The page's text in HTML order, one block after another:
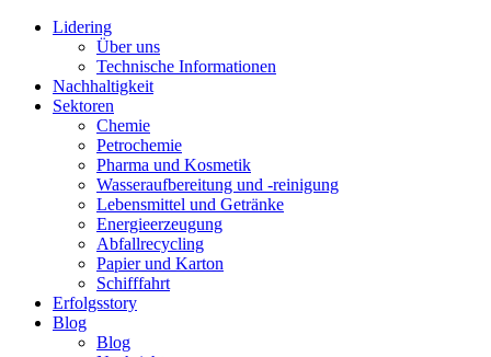
Lidering
Über uns
Technische Informationen
Nachhaltigkeit
Sektoren
Chemie
Petrochemie
Pharma und Kosmetik
Wasseraufbereitung und -reinigung
Lebensmittel und Getränke
Energieerzeugung
Abfallrecycling
Papier und Karton
Schifffahrt
Erfolgsstory
Blog
Blog